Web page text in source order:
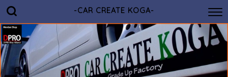
-CAR CREATE KOGA-